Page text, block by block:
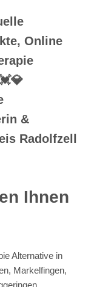
Online
&
Radolfzell
Ihnen
Alternative in
Markelfingen,